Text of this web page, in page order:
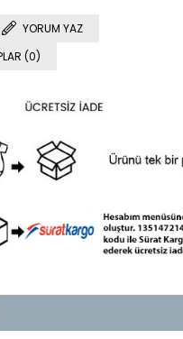
YORUM YAZ
(0)